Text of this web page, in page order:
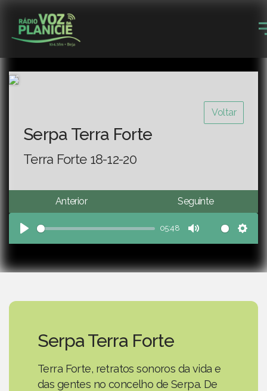
Voltar
Serpa Terra Forte
Terra Forte 18-12-20
Anterior Seguinte
Play
05:48
Mute
Serpa Terra Forte
Terra Forte, retratos sonoros da vida e
das gentes no concelho de Serpa. De